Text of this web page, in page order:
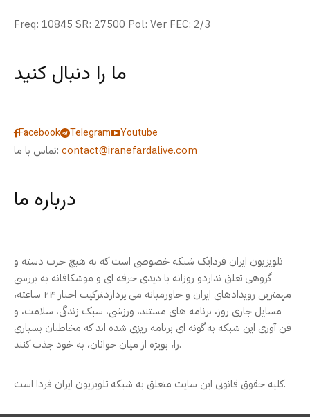
Freq: 10845 SR: 27500 Pol: Ver FEC: 2/3
ما را دنبال کنید
Facebook Telegram
Youtube
تماس با ما: contact@iranefardalive.com
درباره ما
تلویزیون ایران فردایک شبکه خصوصی است که به هیچ حزب دسته و
گروهی تعلق نداردو روزانه با دیدی حرفه ای و موشکافانه به بررسی
مهمترین رویدادهای ایران و خاورمیانه می پردازد.ترکیب اخبار ۲۴ ساعته،
مسایل جاری روز، برنامه های مستند، ورزشی، سبک زندگی، سلامت، و
فن آوری این شبکه به گونه ای برنامه ریزی شده اند که مخاطبان بسیاری
را، بویژه از میان جوانان، به خود جذب کنند.
کلیه حقوق قانونی این سایت متعلق به شبکه تلویزیون ایران فردا است.